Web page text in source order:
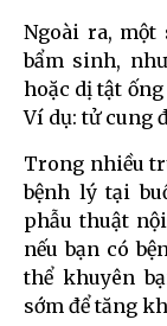
Ngoài ra, một
bẩm sinh,
hoặc dị tật
Ví dụ: tử cung
Trong nhiều
bệnh lý tại
phẫu thuật
nếu bạn có
thể khuyên
sớm để tăng